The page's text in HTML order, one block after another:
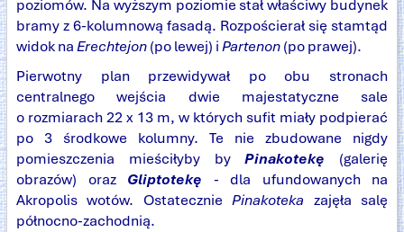
poziomów. Na wyższym poziomie stał właściwy budynek
bramy z 6-kolumnową fasadą. Rozpościerał się stamtąd
widok naErechtejon(po lewej) iPartenon(po prawej).
Pierwotny plan przewidywał po obu stronach
centralnego wejścia dwie majestatyczne sale
o rozmiarach 22 x 13 m, w których sufit miały podpierać
po 3 środkowe kolumny. Te nie zbudowane nigdy
pomieszczenia mieściłyby byPinakotekę (galerię
obrazów) oraz Gliptotekę - dla ufundowanych na
Akropolis wotów. OstateczniePinakoteka zajęła salę
północno-zachodnią.